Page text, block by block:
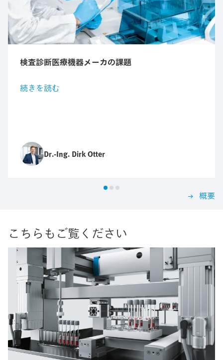
検査診断医療機器メーカの課題
続きを読む
Dr.-Ing. Dirk Otter
概要
こちらもご覧ください